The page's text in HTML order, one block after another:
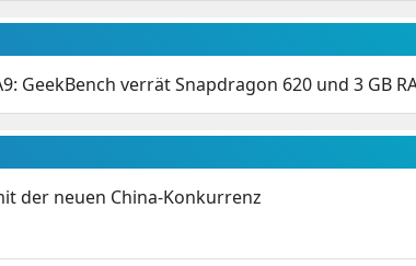
GeekBench verrät Snapdragon 620 und 3 GB
der neuen China-Konkurrenz